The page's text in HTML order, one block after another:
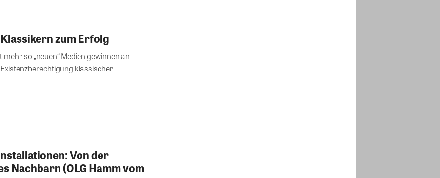
zum Erfolg
so „neuen“ Medien gewinnen an
klassischer
Von der
Nachbarn (OLG Hamm vom